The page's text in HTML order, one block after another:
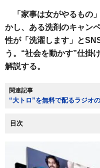
「家事は女がやるもの
かし、ある洗剤のキャン
性が「洗濯します」と
う。“社会を動かす”仕掛
解説する。
関連記事
“大トロ”を無料で配るラジオ
目次